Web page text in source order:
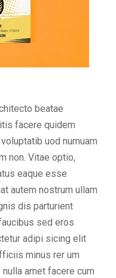
beatae
facere quidem
uod numuam
non. Vitae optio,
eaque esse
autem nostrum ullam
dis parturient
sed eros
adipi sicing elit
minus rer um
amet facere cum